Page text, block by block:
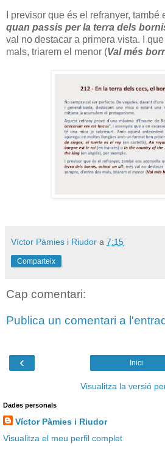
I previsor que és el refranyer,
quan passis per la terra dels
val no destacar a primera vista. I
mals, triarem el menor (Val més
Víctor Pàmies i Riudor a 7:15
Comparteix
Cap comentari:
Publica un comentari a
‹ Inici
Visualitza la versió
Dades personals
Víctor Pàmies i Riudor
Visualitza el meu perfil complet